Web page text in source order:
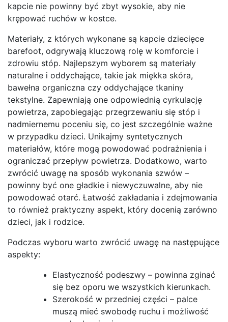
kapcie nie powinny być zbyt wysokie, aby nie
krępować ruchów w kostce.
Materiały, z których wykonane są kapcie dziecięce
barefoot, odgrywają kluczową rolę w komforcie i
zdrowiu stóp. Najlepszym wyborem są materiały
naturalne i oddychające, takie jak miękka skóra,
bawełna organiczna czy oddychające tkaniny
tekstylne. Zapewniają one odpowiednią cyrkulację
powietrza, zapobiegając przegrzewaniu się stóp i
nadmiernemu poceniu się, co jest szczególnie ważne
w przypadku dzieci. Unikajmy syntetycznych
materiałów, które mogą powodować podrażnienia i
ograniczać przepływ powietrza. Dodatkowo, warto
zwrócić uwagę na sposób wykonania szwów –
powinny być one gładkie i niewyczuwalne, aby nie
powodować otarć. Łatwość zakładania i zdejmowania
to również praktyczny aspekt, który docenią zarówno
dzieci, jak i rodzice.
Podczas wyboru warto zwrócić uwagę na następujące
aspekty:
Elastyczność podeszwy – powinna zginać
się bez oporu we wszystkich kierunkach.
Szerokość w przedniej części – palce
muszą mieć swobodę ruchu i możliwość